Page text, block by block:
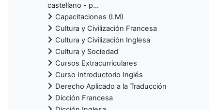
castellano - p...
Capacitaciones (LM)
Cultura y Civilización Francesa
Cultura y Civilización Inglesa
Cultura y Sociedad
Cursos Extracurriculares
Curso Introductorio Inglés
Derecho Aplicado a la Traducción
Dicción Francesa